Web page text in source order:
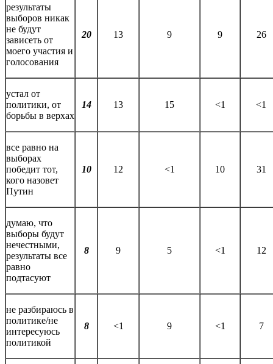
результаты
выборов никак
не будут
зависеть от
моего участия и
голосования
20 13 9 9 26
устал от
политики, от
борьбы в верхах
14 13 15 <1 <1
все равно на
выборах
победит тот,
кого назовет
Путин
10 12 <1 10 31
думаю, что
выборы будут
нечестными,
результаты все
равно
подтасуют
8 9 5 <1 12
не разбираюсь в
политике/не
интересуюсь
политикой
8 <1 9 <1 7